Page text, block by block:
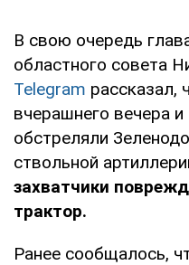
В свою очередь
областного совета
Telegram рассказал,
вчерашнего вечера
обстреляли
ствольной
захватчики
трактор.
Ранее сообщалось,